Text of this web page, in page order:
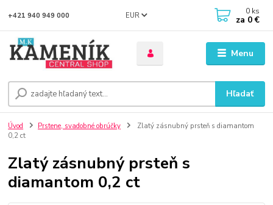
Menu
EUR
Hľadať
+421 940 949 000 0 ks
za 0 €
Úvod Prstene, svadobné obrúčky
Zlatý zásnubný prsteň s diamantom
0,2 ct
Zlatý zásnubný prsteň s
diamantom 0,2 ct